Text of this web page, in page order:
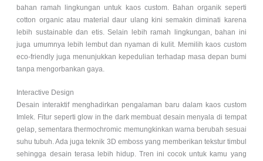
bahan ramah lingkungan untuk kaos custom. Bahan organik seperti
cotton organic atau material daur ulang kini semakin diminati karena
lebih sustainable dan etis. Selain lebih ramah lingkungan, bahan ini
juga umumnya lebih lembut dan nyaman di kulit. Memilih kaos custom
eco-friendly juga menunjukkan kepedulian terhadap masa depan bumi
tanpa mengorbankan gaya.
Interactive Design
Desain interaktif menghadirkan pengalaman baru dalam kaos custom
Imlek. Fitur seperti glow in the dark membuat desain menyala di tempat
gelap, sementara thermochromic memungkinkan warna berubah sesuai
suhu tubuh. Ada juga teknik 3D emboss yang memberikan tekstur timbul
sehingga desain terasa lebih hidup. Tren ini cocok untuk kamu yang